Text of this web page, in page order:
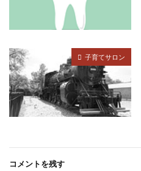
子育てサロン
コメントを残す